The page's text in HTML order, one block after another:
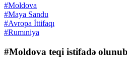
#Moldova
#Maya Sandu
#Avropa İttifaqı
#Rumıniya
#Moldova teqi istifadə olunub